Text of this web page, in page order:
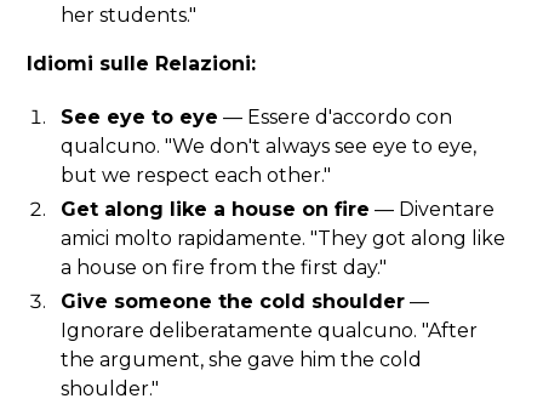
her students."
Idiomi sulle Relazioni:
See eye to eye — Essere d'accordo con
qualcuno. "We don't always see eye to eye,
but we respect each other."
Get along like a house on fire — Diventare
amici molto rapidamente. "They got along like
a house on fire from the first day."
Give someone the cold shoulder —
Ignorare deliberatamente qualcuno. "After
the argument, she gave him the cold
shoulder."